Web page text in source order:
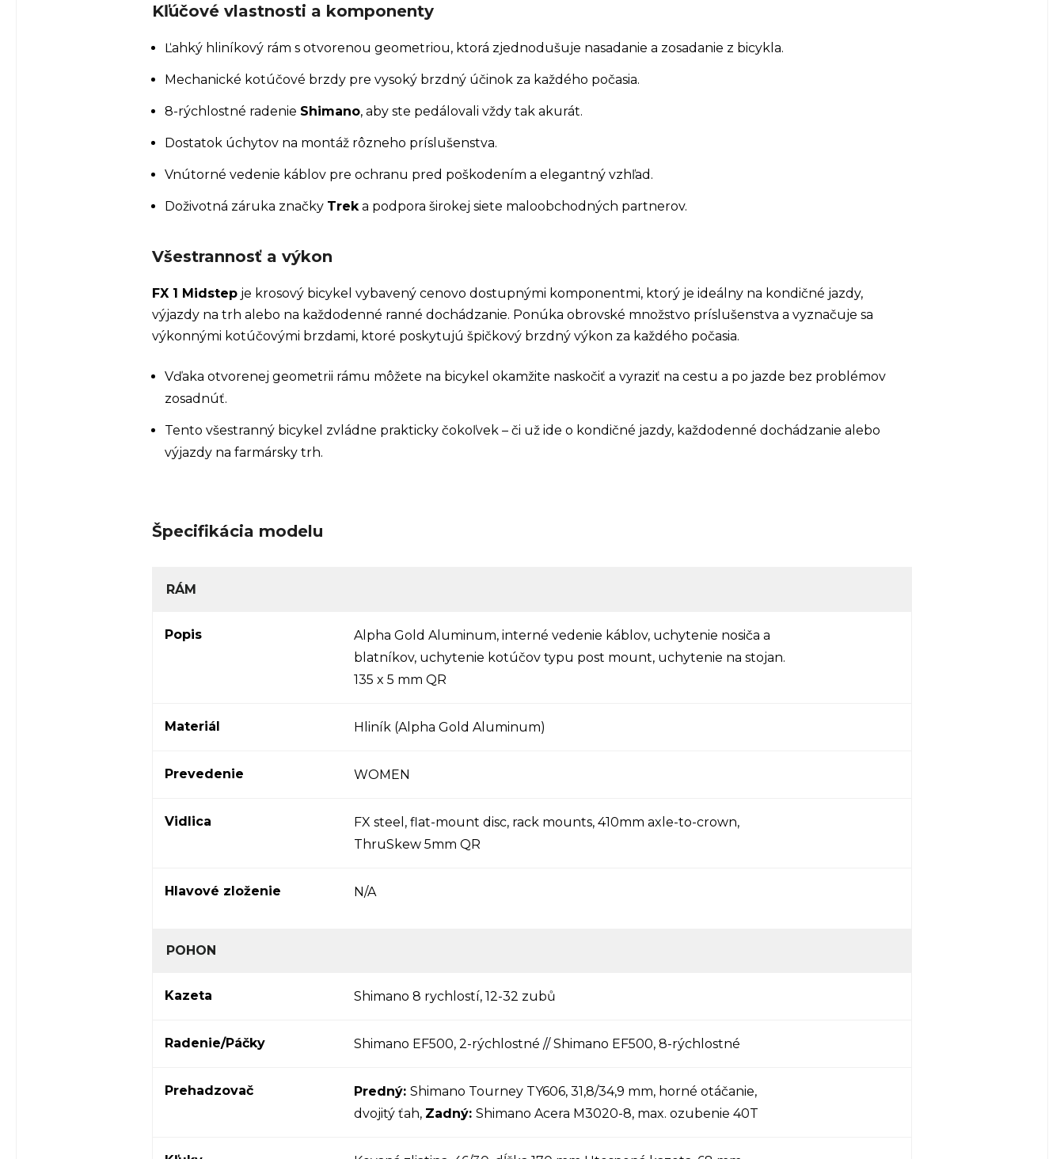
Kľúčové vlastnosti a komponenty
Ľahký hliníkový rám s otvorenou geometriou, ktorá zjednodušuje nasadanie a zosadanie z bicykla.
Mechanické kotúčové brzdy pre vysoký brzdný účinok za každého počasia.
8-rýchlostné radenie Shimano, aby ste pedálovali vždy tak akurát.
Dostatok úchytov na montáž rôzneho príslušenstva.
Vnútorné vedenie káblov pre ochranu pred poškodením a elegantný vzhľad.
Doživotná záruka značky Treka podpora širokej siete maloobchodných partnerov.
Všestrannosť a výkon
FX 1 Midstep je krosový bicykel vybavený cenovo dostupnými komponentmi, ktorý je ideálny na kondičné jazdy,
výjazdy na trh alebo na každodenné ranné dochádzanie. Ponúka obrovské množstvo príslušenstva a vyznačuje sa
výkonnými kotúčovými brzdami, ktoré poskytujú špičkový brzdný výkon za každého počasia.
Vďaka otvorenej geometrii rámu môžete na bicykel okamžite naskočiť a vyraziť na cestu a po jazde bez problémov
zosadnúť.
Tento všestranný bicykel zvládne prakticky čokoľvek – či už ide o kondičné jazdy, každodenné dochádzanie alebo
výjazdy na farmársky trh.
Špecifikácia modelu
RÁM
Popis
Alpha Gold Aluminum, interné vedenie káblov, uchytenie nosiča a
blatníkov, uchytenie kotúčov typu post mount, uchytenie na stojan.
135 x 5 mm QR
Materiál Hliník (Alpha Gold Aluminum)
Prevedenie WOMEN
Vidlica
FX steel, flat-mount disc, rack mounts, 410mm axle-to-crown,
ThruSkew 5mm QR
Hlavové zloženie N/A
POHON
Kazeta Shimano 8 rychlostí, 12-32 zubů
Radenie/Páčky Shimano EF500, 2-rýchlostné // Shimano EF500, 8-rýchlostné
Prehadzovač Predný: Shimano Tourney TY606, 31,8/34,9 mm, horné otáčanie,
dvojitý ťah, Zadný: Shimano Acera M3020-8, max. ozubenie 40T